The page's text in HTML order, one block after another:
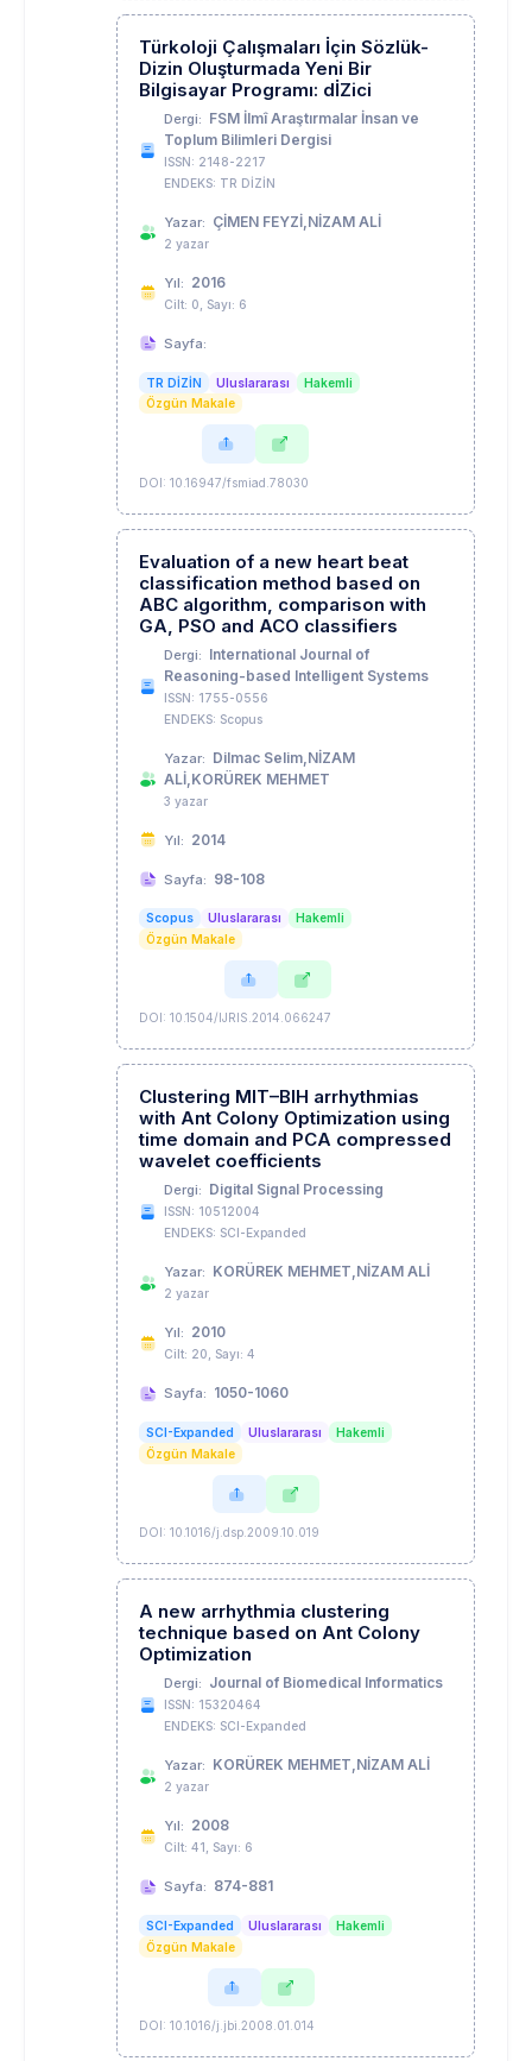
Türkoloji Çalışmaları İçin Sözlük-
Dizin Oluşturmada Yeni Bir
Bilgisayar Programı: dİZici
Dergi: FSM İlmî Araştırmalar İnsan ve
Toplum Bilimleri Dergisi
ISSN: 2148-2217
ENDEKS: TR DİZİN
Yazar: ÇİMEN FEYZİ,NİZAM ALİ
2 yazar
Yıl: 2016
Cilt: 0, Sayı: 6
Sayfa:
TR DİZİN Uluslararası
Hakemli
Özgün Makale
DOI: 10.16947/fsmiad.78030
Evaluation of a new heart beat
classification method based on
ABC algorithm, comparison with
GA, PSO and ACO classifiers
Dergi: International Journal of
Reasoning-based Intelligent Systems
ISSN: 1755-0556
ENDEKS: Scopus
Yazar: Dilmac Selim,NİZAM
ALİ,KORÜREK MEHMET
3 yazar
Yıl: 2014
Sayfa: 98-108
Scopus Uluslararası
Hakemli
Özgün Makale
DOI: 10.1504/IJRIS.2014.066247
Clustering MIT–BIH arrhythmias
with Ant Colony Optimization using
time domain and PCA compressed
wavelet coefficients
Dergi: Digital Signal Processing
ISSN: 10512004
ENDEKS: SCI-Expanded
Yazar: KORÜREK MEHMET,NİZAM ALİ
2 yazar
Yıl: 2010
Cilt: 20, Sayı: 4
Sayfa: 1050-1060
SCI-Expanded Uluslararası
Hakemli
Özgün Makale
DOI: 10.1016/j.dsp.2009.10.019
A new arrhythmia clustering
technique based on Ant Colony
Optimization
Dergi: Journal of Biomedical Informatics
ISSN: 15320464
ENDEKS: SCI-Expanded
Yazar: KORÜREK MEHMET,NİZAM ALİ
2 yazar
Yıl: 2008
Cilt: 41, Sayı: 6
Sayfa: 874-881
SCI-Expanded Uluslararası
Hakemli
Özgün Makale
DOI: 10.1016/j.jbi.2008.01.014